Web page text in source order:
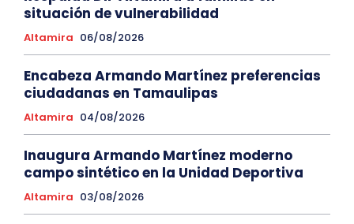
situación de vulnerabilidad
Altamira 06/08/2026
Encabeza Armando Martínez preferencias
ciudadanas en Tamaulipas
Altamira 04/08/2026
Inaugura Armando Martínez moderno
campo sintético en la Unidad Deportiva
Altamira 03/08/2026